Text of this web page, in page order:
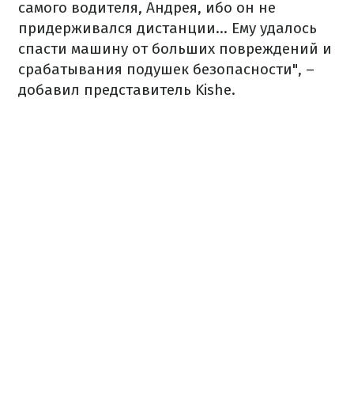
самого водителя, Андрея, ибо он не
придерживался дистанции... Ему удалось
спасти машину от больших повреждений и
срабатывания подушек безопасности", –
добавил представитель Kishe.